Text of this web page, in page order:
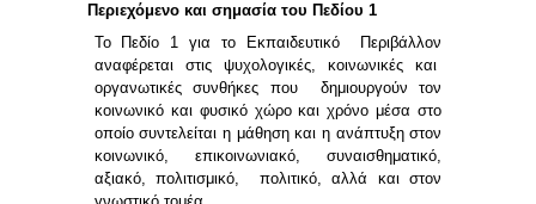
Περιεχόμενο και σημασία του Πεδίου 1
Το Πεδίο 1 για το Εκπαιδευτικό Περιβάλλον
αναφέρεται στις ψυχολογικές, κοινωνικές και
οργανωτικές συνθήκες που δημιουργούν τον
κοινωνικό και φυσικό χώρο και χρόνο μέσα στο
οποίο συντελείται η μάθηση και η ανάπτυξη στον
κοινωνικό, επικοινωνιακό, συναισθηματικό,
αξιακό, πολιτισμικό, πολιτικό, αλλά και στον